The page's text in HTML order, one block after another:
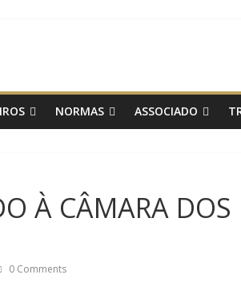
NORMAS ASSOCIADO
À CÂMARA
0 Comments